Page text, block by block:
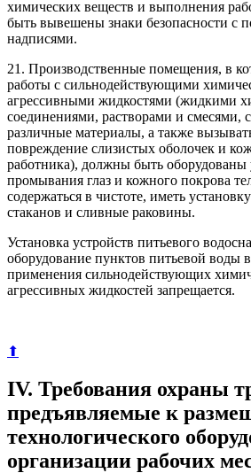
химических веществ и выполнения
быть вывешены знаки безопасности с
надписями.
21. Производственные помещения, в
работы с сильнодействующими
агрессивными жидкостями (жидкими
соединениями, растворами и смесями,
различные материалы, а также
повреждение слизистых оболочек и
работника), должны быть оборудованы
промывания глаз и кожного покрова
содержаться в чистоте, иметь
стаканов и сливные раковины.
Установка устройств питьевого
оборудование пунктов питьевой воды
применения сильнодействующих
агрессивных жидкостей запрещается.
⬆
IV. Требования охраны
предъявляемые к
технологического
организации рабочих